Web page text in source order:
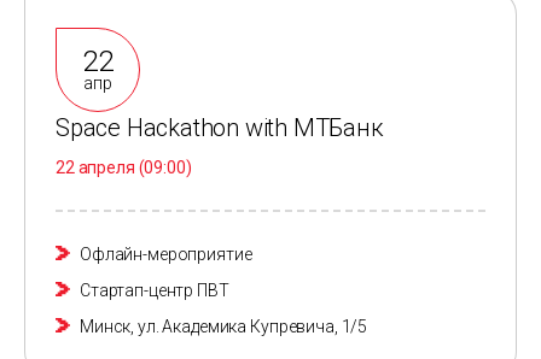
22
апр
Space Hackathon with МТБанк
22 апреля (09:00)
Офлайн-мероприятие
Стартап-центр ПВТ
Минск, ул. Академика Купревича, 1/5